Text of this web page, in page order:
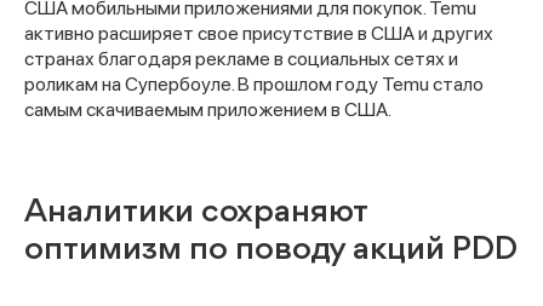
США мобильными приложениями для покупок. Temu
активно расширяет свое присутствие в США и других
странах благодаря рекламе в социальных сетях и
роликам на Супербоуле. В прошлом году Temu стало
самым скачиваемым приложением в США.
Аналитики сохраняют
оптимизм по поводу акций PDD